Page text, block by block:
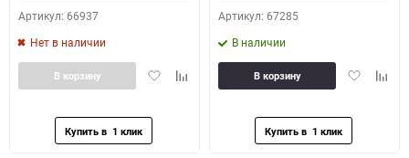
Артикул: 66937
Нет в наличии
ДобавитьДобавить
В корзину
Артикул: 67285
В наличии
Добавить
В корзину